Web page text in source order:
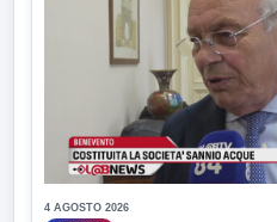
4 AGOSTO 2026